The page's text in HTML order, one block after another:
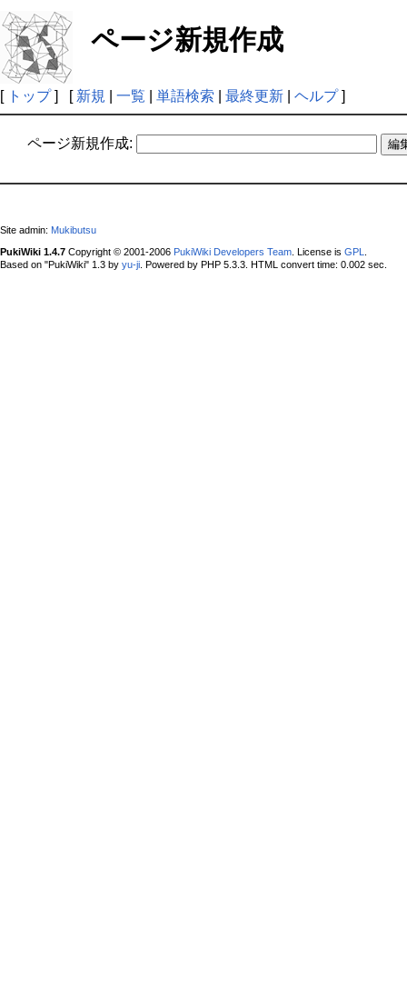
ページ新規作成
[ トップ] [ 新規 一覧 単語検索 最終更新 ヘルプ]
ページ新規作成:
Site admin: Mukibutsu
PukiWiki 1.4.7 Copyright © 2001-2006 PukiWiki Developers Team . License is GPL
Based on "PukiWiki" 1.3 by yu-ji . Powered by PHP 5.3.3. HTML convert time: 0.002 sec.